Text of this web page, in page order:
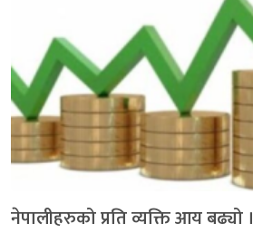
नेपालीहरुको प्रति व्यक्ति आय बढ्यो ।